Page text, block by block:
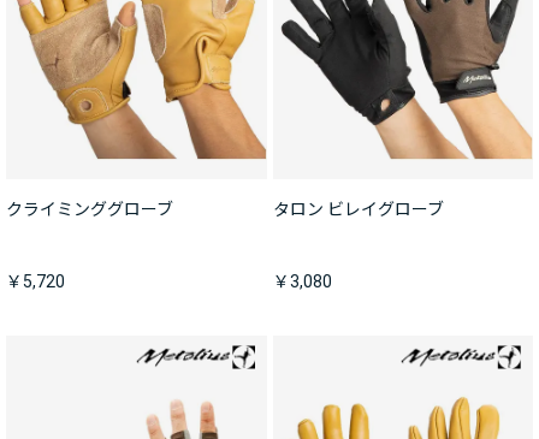
クライミンググローブ
￥5,720
タロン ビレイグローブ
￥3,080